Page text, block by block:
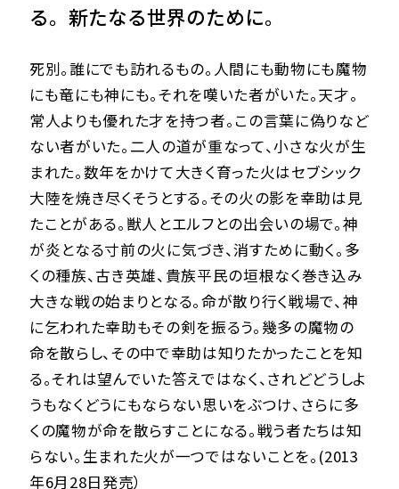
る。新たなる世界のために。
死別。誰にでも訪れるもの。人間にも動物にも魔物
にも竜にも神にも。それを嘆いた者がいた。天才。
常人よりも優れた才を持つ者。この言葉に偽りなど
ない者がいた。二人の道が重なって、小さな火が生
まれた。数年をかけて大きく育った火はセブシック
大陸を焼き尽くそうとする。その火の影を幸助は見
たことがある。獣人とエルフとの出会いの場で。神
が炎となる寸前の火に気づき、消すために動く。多
くの種族、古き英雄、貴族平民の垣根なく巻き込み
大きな戦の始まりとなる。命が散り行く戦場で、神
に乞われた幸助もその剣を振るう。幾多の魔物の
命を散らし、その中で幸助は知りたかったことを知
る。それは望んでいた答えではなく、されどどうしよ
うもなくどうにもならない思いをぶつけ、さらに多
くの魔物が命を散らすことになる。戦う者たちは知
らない。生まれた火が一つではないことを。(2013
年6月28日発売）